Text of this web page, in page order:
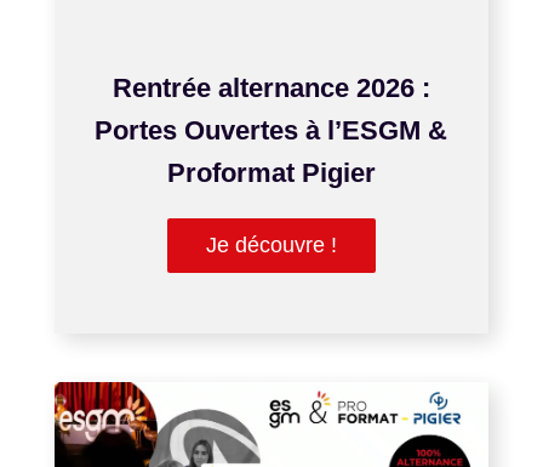
Rentrée alternance 2026 :
Portes Ouvertes à l’ESGM &
Proformat Pigier
Je découvre !